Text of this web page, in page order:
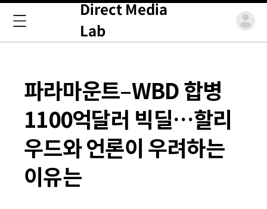
Direct Media
Lab
파라마운트–WBD 합병
1100억달러 빅딜…할리
우드와 언론이 우려하는
이유는